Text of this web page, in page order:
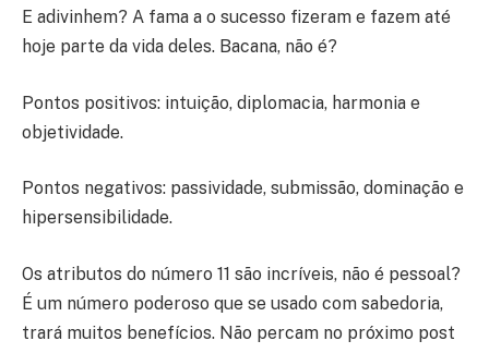
E adivinhem? A fama a o sucesso fizeram e fazem até
hoje parte da vida deles. Bacana, não é?
Pontos positivos: intuição, diplomacia, harmonia e
objetividade.
Pontos negativos: passividade, submissão, dominação e
hipersensibilidade.
Os atributos do número 11 são incríveis, não é pessoal?
É um número poderoso que se usado com sabedoria,
trará muitos benefícios. Não percam no próximo post